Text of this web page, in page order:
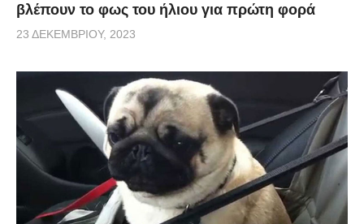
βλέπουν το φως του ήλιου για πρώτη φορά
23 ΔΕΚΕΜΒΡΊΟΥ, 2023